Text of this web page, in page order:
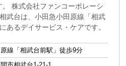
株式会社ファンコーポレーシ
武台は、小田急小田原線「相武
あるデイサービス・ケアです。
線「相武台前駅」徒歩9分